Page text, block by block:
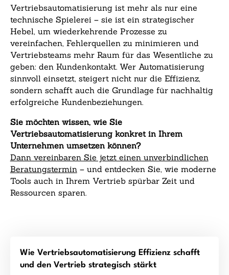
Vertriebsautomatisierung ist mehr als nur eine
technische Spielerei – sie ist ein strategischer
Hebel, um wiederkehrende Prozesse zu
vereinfachen, Fehlerquellen zu minimieren und
Vertriebsteams mehr Raum für das Wesentliche zu
geben: den Kundenkontakt. Wer Automatisierung
sinnvoll einsetzt, steigert nicht nur die Effizienz,
sondern schafft auch die Grundlage für nachhaltig
erfolgreiche Kundenbeziehungen.
Sie möchten wissen, wie Sie
Vertriebsautomatisierung konkret in Ihrem
Unternehmen umsetzen können?
Dann vereinbaren Sie jetzt einen unverbindlichen
Beratungstermin – und entdecken Sie, wie moderne
Tools auch in Ihrem Vertrieb spürbar Zeit und
Ressourcen sparen.
Wie Vertriebsautomatisierung Effizienz schafft
und den Vertrieb strategisch stärkt